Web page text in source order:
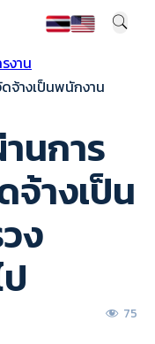
งาน
จ้างเป็นพนักงาน
นการ
จ้างเป็น
ง
75